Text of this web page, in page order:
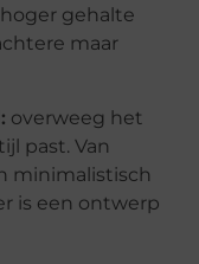
gehalte
maar
overweeg het
past. Van
minimalistisch
is een ontwerp